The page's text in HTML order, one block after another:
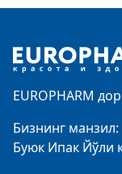
EUROPHARM
Бизнинг
Буюк Ипак Йўли